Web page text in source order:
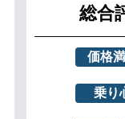
総合
価格
乗り